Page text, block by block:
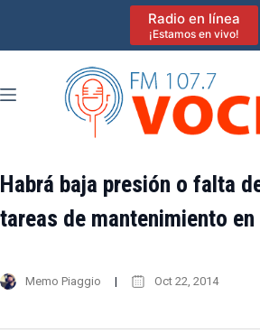
Radio en línea
¡Estamos en vivo!
Habrá baja presión o falta
tareas de mantenimiento
Memo Piaggio Oct 22, 2014